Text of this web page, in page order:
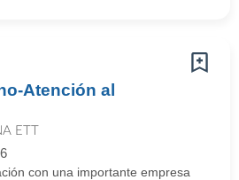
Atención al
ETT
con una importante empresa